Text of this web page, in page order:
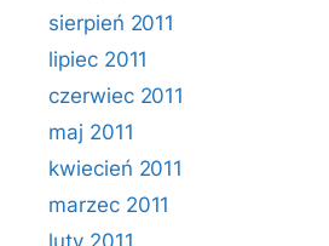
sierpień 2011
lipiec 2011
czerwiec 2011
maj 2011
kwiecień 2011
marzec 2011
luty 2011